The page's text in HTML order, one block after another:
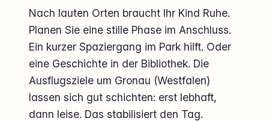
Nach lauten Orten braucht Ihr Kind Ruhe.
Planen Sie eine stille Phase im Anschluss.
Ein kurzer Spaziergang im Park hilft. Oder
eine Geschichte in der Bibliothek. Die
Ausflugsziele um Gronau (Westfalen)
lassen sich gut schichten: erst lebhaft,
dann leise. Das stabilisiert den Tag.